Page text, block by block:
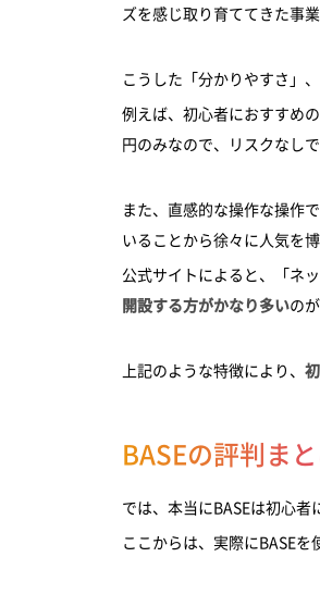
ズを感じ取り育ててきた事業
こうした「分かりやすさ」
例えば、初心者におすすめ
円のみなので、リスクなし
また、直感的な操作な操作
いることから徐々に人気を
公式サイトによると、「ネ
開設する方がかなり多いの
上記のような特徴により、
BASEの評判ま
では、本当にBASEは初心
ここからは、実際にBASEを